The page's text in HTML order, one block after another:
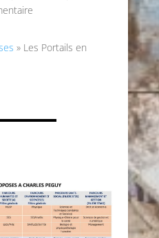
» Les Portails en